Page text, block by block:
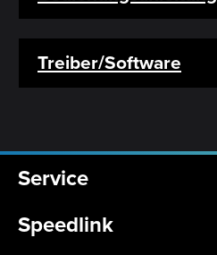
Treiber/Software
Service
Speedlink